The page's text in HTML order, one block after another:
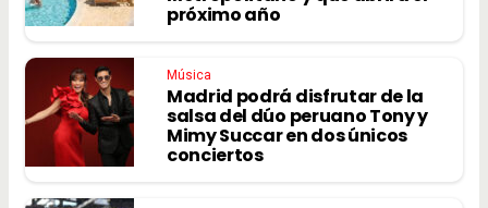
próximo año
Música
Madrid podrá disfrutar de la
salsa del dúo peruano Tony y
Mimy Succar en dos únicos
conciertos